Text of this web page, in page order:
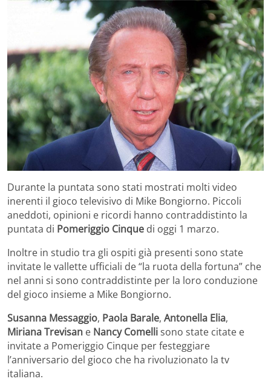
Durante la puntata sono stati mostrati molti video
inerenti il gioco televisivo di Mike Bongiorno. Piccoli
aneddoti, opinioni e ricordi hanno contraddistinto la
puntata di Pomeriggio Cinque di oggi 1 marzo.
Inoltre in studio tra gli ospiti già presenti sono state
invitate le vallette ufficiali de “la ruota della fortuna” che
nel anni si sono contraddistinte per la loro conduzione
del gioco insieme a Mike Bongiorno.
Susanna Messaggio, Paola Barale, Antonella Elia,
Miriana Trevisan e Nancy Comellisono state citate e
invitate a Pomeriggio Cinque per festeggiare
l’anniversario del gioco che ha rivoluzionato la tv
italiana.